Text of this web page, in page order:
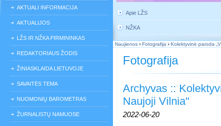
AKTUALI INFORMACIJA
AKTUALIJOS
LŽS IR NŽKA PIRMININKAS
REDAKTORIAUS ŽODIS
ŽINIASKLAIDA LIETUVOJE
SAVAITĖS TEMA
NUOMONIŲ BAROMETRAS
ŽURNALISTŲ NAMUOSE
Apie LŽS
NŽKA
Naujienos › Fotografija › Kolektyvinė paroda
Fotografija
Archyvas ::
Naujoji Vilnia"
2022-06-20